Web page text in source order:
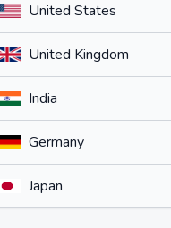
United States
United Kingdom
India
Germany
Japan